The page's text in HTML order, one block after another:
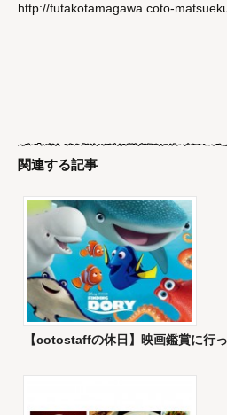
http://futakotamagawa.coto-
関連する記事
【cotostaffの休日】映画鑑賞に行